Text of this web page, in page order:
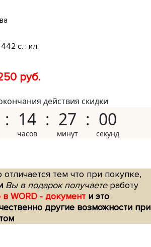
442 с. : ил.
руб.
действия скидки
14 26 59
тем что при покупке,
Вы в подарок получаетеработу
WORD - документ и это
другие возможности при